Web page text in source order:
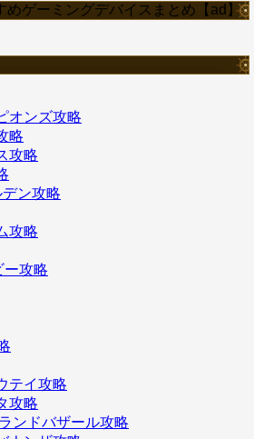
めゲーミングデバイスまとめ【ad】
オンズ攻略
略
攻略
ン攻略
攻略
ー攻略
テイ攻略
攻略
ンドバザール攻略